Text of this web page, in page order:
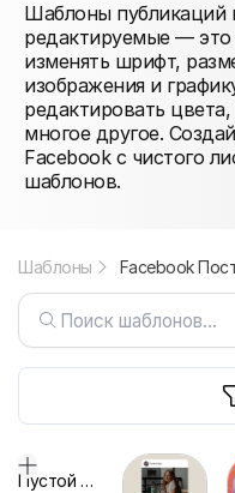
Шаблоны публикаций
редактируемые —
изменять шрифт,
изображения и
редактировать
многое другое.
Facebook с чистого
шаблонов.
Шаблоны Facebook
Пустой дизайн-макет